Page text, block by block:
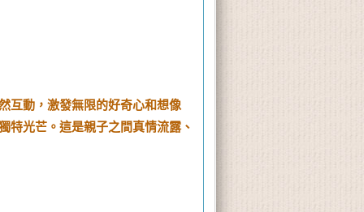
互動，激發無限的好奇心和想像
特光芒。這是親子之間真情流露、